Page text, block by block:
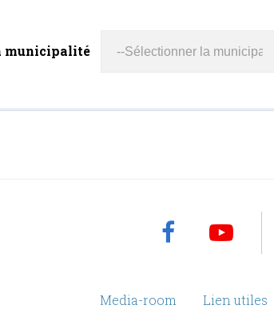
municipalité
Media-room Lien utiles